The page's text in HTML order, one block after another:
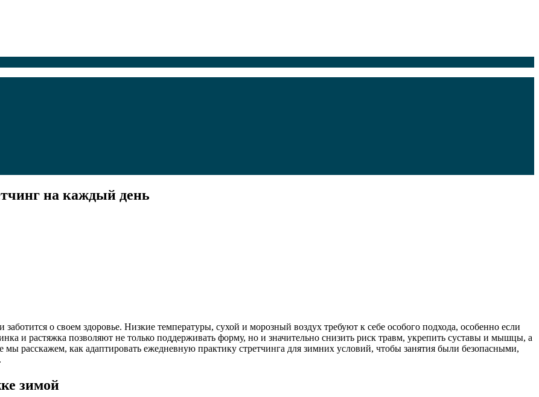
на каждый день
о своем здоровье. Низкие температуры, сухой и морозный воздух требуют к себе особого подхода, особенно если
и растяжка позволяют не только поддерживать форму, но и значительно снизить риск травм, укрепить суставы и мышцы, а
мы расскажем, как адаптировать ежедневную практику стретчинга для зимних условий, чтобы занятия были безопасными,
зимой